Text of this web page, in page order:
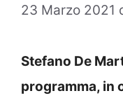
23 Marzo 2021
Stefano De
programma, in